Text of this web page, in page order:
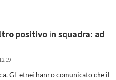
positivo in squadra: ad
Gli etnei hanno comunicato che il